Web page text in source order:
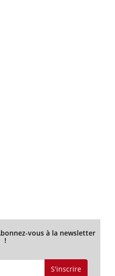
vous à la newsletter
!
S'inscrire